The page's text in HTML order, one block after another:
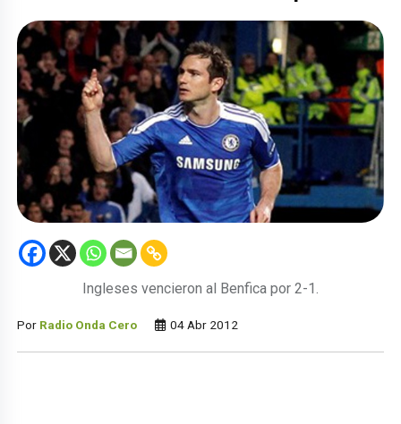
Ingleses vencieron al Benfica por 2-1.
Por Radio Onda Cero 04 Abr 2012